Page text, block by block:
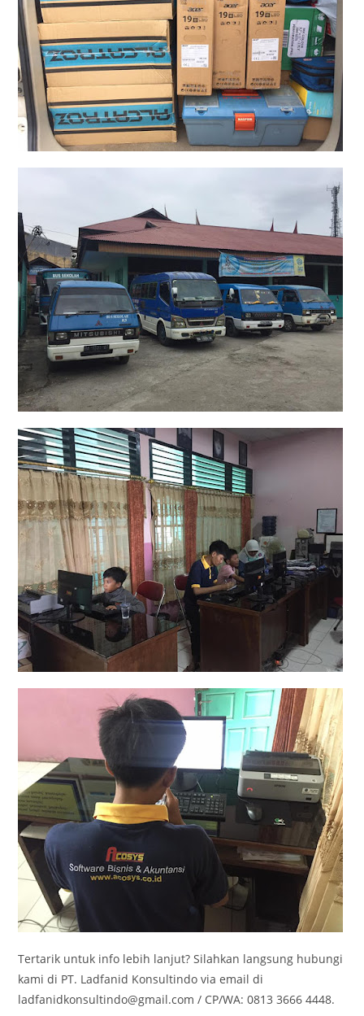
Tertarik untuk info lebih lanjut? Silahkan langsung hubungi
kami di PT. Ladfanid Konsultindo via email di
ladfanidkonsultindo@gmail.com / CP/WA: 0813 3666 4448.